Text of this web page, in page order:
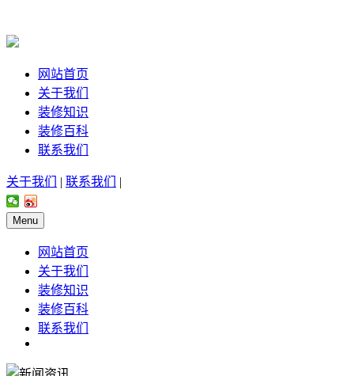
网站首页
关于我们
装修知识
装修百科
联系我们
关于我们 | 联系我们 |
Menu
网站首页
关于我们
装修知识
装修百科
联系我们